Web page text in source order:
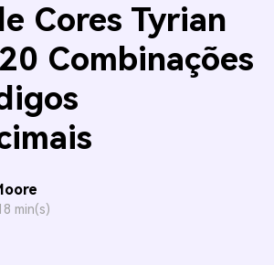
Cores Tyrian
Combinações
min(s)